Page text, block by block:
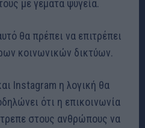
με γεμάτα ψυγεία.
θα πρέπει να επιτρέπει
κοινωνικών δικτύων.
Instagram η λογική θα
ότι η επικοινωνία
στους ανθρώπους να